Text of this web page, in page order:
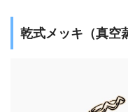
乾式メッキ（真空